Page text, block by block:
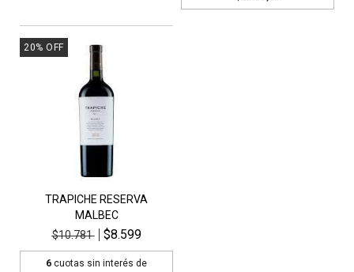
20% OFF
TRAPICHE RESERVA
MALBEC
$10.781
$8.599
6 cuotas sin interés de